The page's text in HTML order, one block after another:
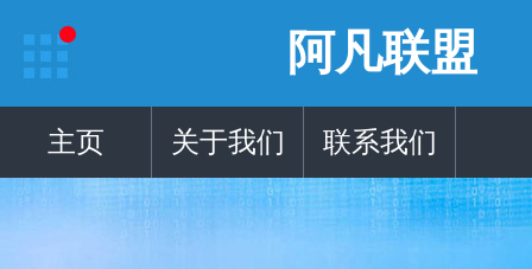
阿凡联盟
主页 关于我们 联系我们